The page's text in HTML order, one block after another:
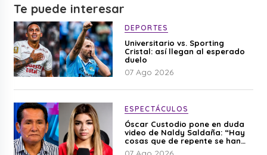
Te puede interesar
DEPORTES
Universitario vs. Sporting
Cristal: así llegan al esperado
duelo
07 Ago 2026
ESPECTÁCULOS
Óscar Custodio pone en duda
video de Naldy Saldaña: “Hay
cosas que de repente se han
editado”